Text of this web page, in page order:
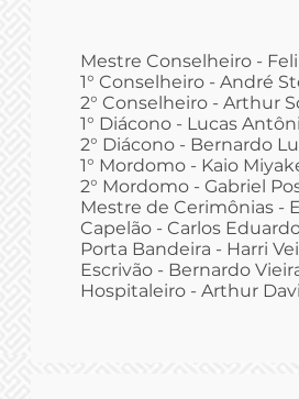
Mestre Conselheiro -
1° Conselheiro - André
2° Conselheiro - Arthur
1° Diácono - Lucas
2° Diácono - Bernardo
1° Mordomo - Kaio
2° Mordomo - Gabriel
Mestre de Cerimônias -
Capelão - Carlos
Porta Bandeira - Harri
Escrivão - Bernardo
Hospitaleiro - Arthur